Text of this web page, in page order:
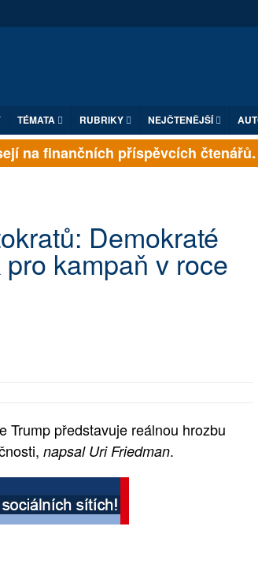
TÉMATA RUBRIKY NEJČTENĚJŠÍ
na finančních příspěvcích čtenářů.
Demokraté
kampaň v roce
Trump představuje reálnou hrozbu
napsal Uri Friedman.